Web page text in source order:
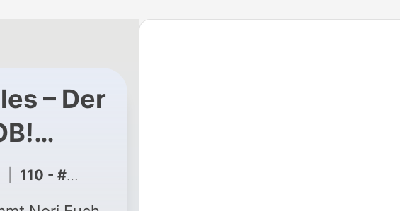
– Der
110 - #62 - "FULL METAL HOLIDAY"-Spezial